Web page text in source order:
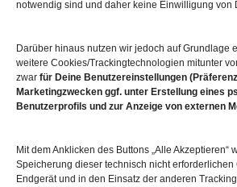
notwendig sind und daher keine Einwilligung von
Darüber hinaus nutzen wir jedoch auf Grundlage
weitere Cookies/Trackingtechnologien mitunter
zwar für Deine Benutzereinstellungen
Marketingzwecken ggf. unter Erstellung eines
Benutzerprofils und zur Anzeige von externen
Mit dem Anklicken des Buttons „Alle Akzeptieren“
Speicherung dieser technisch nicht
Endgerät und in den Einsatz der anderen
Mehr über die Boulderwelt
 Unsere Hallen im Überblick